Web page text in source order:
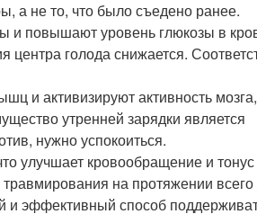
а не то, что было съедено ранее.
и повышают уровень глюкозы в
центра голода снижается.
и активизируют активность
утренней зарядки является
нужно успокоиться.
улучшает кровообращение и тонус
на протяжении всего
и эффективный способ